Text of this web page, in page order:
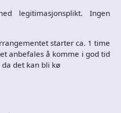
legitimasjonsplikt. Ingen
starter ca. 1 time
anbefales å komme i god tid
det kan bli kø